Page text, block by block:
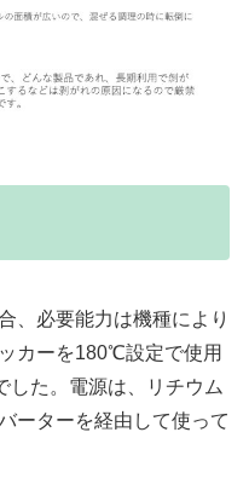
、必要能力は機種により
カーを180℃設定で使用
した。電源は、リチウム
ーターを経由して使って